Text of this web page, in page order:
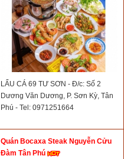
LẨU CÁ 69 TƯ SƠN - Đ/c: Số 2
Dương Văn Dương, P. Sơn Kỳ, Tân
Phú - Tel: 0971251664
Quán Bocaxa Steak Nguyễn Cửu
Đàm Tân Phú